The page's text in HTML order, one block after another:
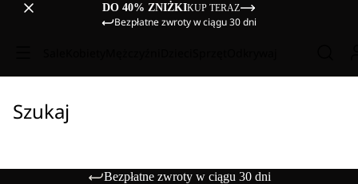
DO 40% ZNIŻKIKUP TERAZ
Bezpłatne zwroty w ciągu 30 dni
Szukaj
Bezpłatne zwroty w ciągu 30 dni